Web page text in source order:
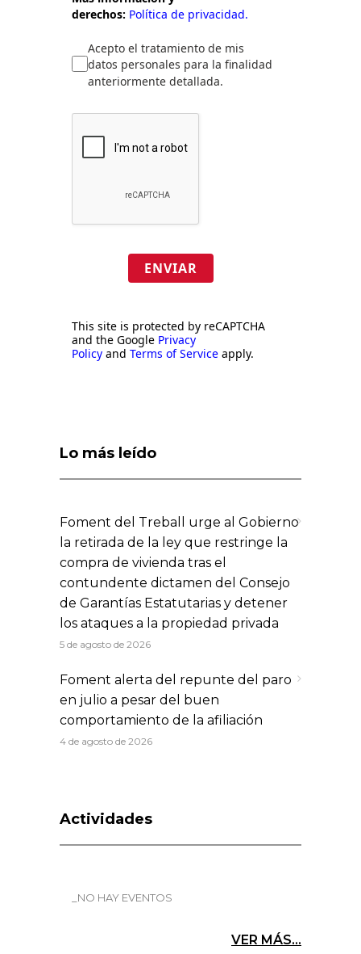
derechos: Política de privacidad.
Acepto el tratamiento de mis
datos personales para la finalidad
anteriormente detallada.
ENVIAR
This site is protected by reCAPTCHA
and the Google Privacy
Policy and Terms of Service apply.
Lo más leído
Foment del Treball urge al Gobierno
la retirada de la ley que restringe la
compra de vivienda tras el
contundente dictamen del Consejo
de Garantías Estatutarias y detener
los ataques a la propiedad privada
5 de agosto de 2026
Foment alerta del repunte del paro
en julio a pesar del buen
comportamiento de la afiliación
4 de agosto de 2026
Actividades
_NO HAY EVENTOS
VER MÁS...